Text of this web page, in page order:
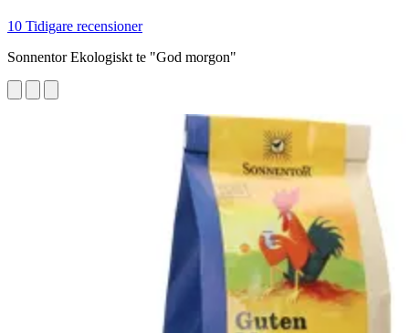
10 Tidigare recensioner
Sonnentor Ekologiskt te "God morgon"